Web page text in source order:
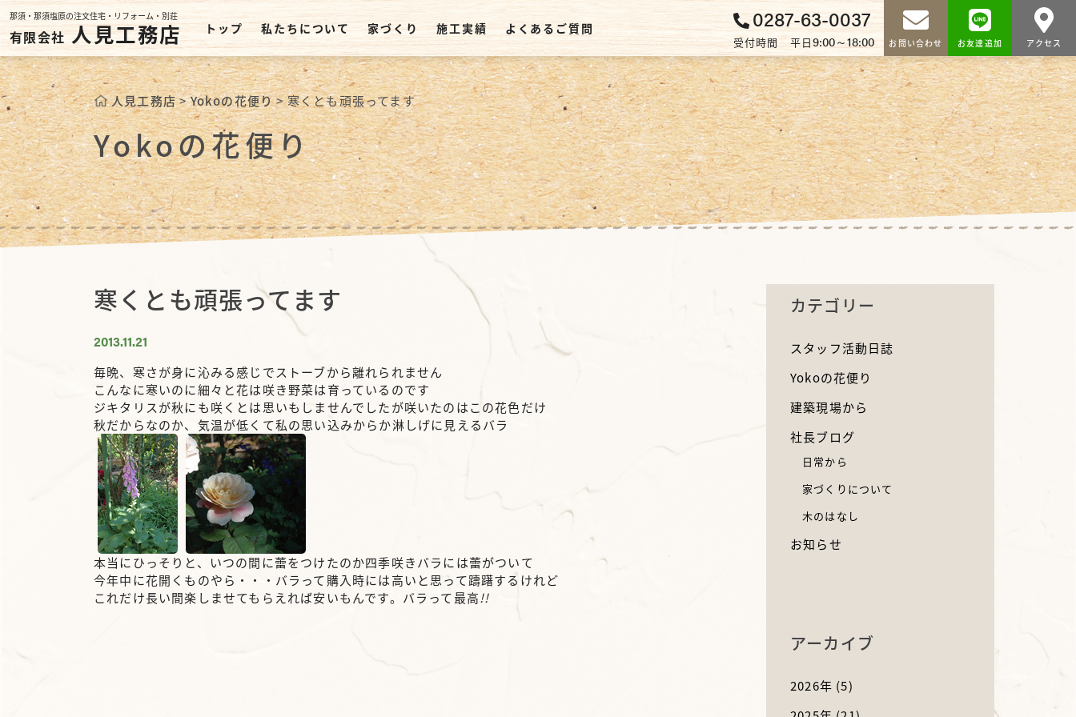
那須・那須塩原の注文住宅・リフォーム・別荘
有限会社 人見工務店 トップ 私たちについて 家づくり 施工実績 よくあるご質問 0287-63-0037
受付時間 平日9:00～18:00 お問い合わせ お友達追加 アクセス
人見工務店>Yokoの花便り>寒くとも頑張ってます
Yokoの花便り
寒くとも頑張ってます
2013.11.21
毎晩、寒さが身に沁みる感じでストーブから離れられません
こんなに寒いのに細々と花は咲き野菜は育っているのです
ジキタリスが秋にも咲くとは思いもしませんでしたが咲いたのはこの花色だけ
秋だからなのか、気温が低くて私の思い込みからか淋しげに見えるバラ
本当にひっそりと、いつの間に蕾をつけたのか四季咲きバラには蕾がついて
今年中に花開くものやら・・・バラって購入時には高いと思って躊躇するけれど
これだけ長い間楽しませてもらえれば安いもんです。バラって最高!!
カテゴリー
スタッフ活動日誌
Yokoの花便り
建築現場から
社長ブログ
日常から
家づくりについて
木のはなし
お知らせ
アーカイブ
2026年 (5)